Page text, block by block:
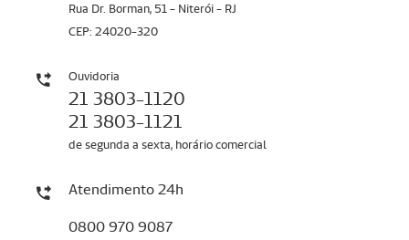
Rua Dr. Borman, 51 - Niterói - RJ
CEP: 24020-320
Ouvidoria
21 3803-1120
21 3803-1121
de segunda a sexta, horário comercial
Atendimento 24h
0800 970 9087